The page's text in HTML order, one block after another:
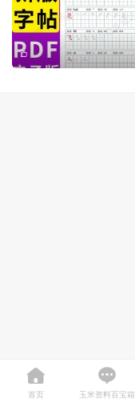
首页 玉米资料百宝箱